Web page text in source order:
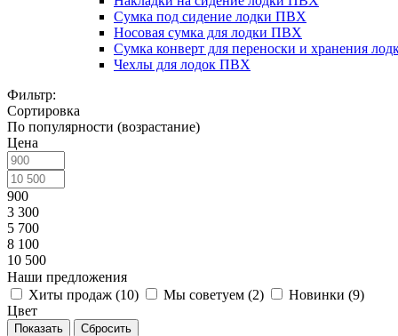
Сумка под сидение лодки ПВХ
Носовая сумка для лодки ПВХ
Сумка конверт для переноски и хранения
Чехлы для лодок ПВХ
Фильтр:
Сортировка
По популярности (возрастание)
Цена
900
3 300
5 700
8 100
10 500
Наши предложения
Хиты продаж (10) Мы советуем (2) Новинки (9)
Цвет
Показать Сбросить